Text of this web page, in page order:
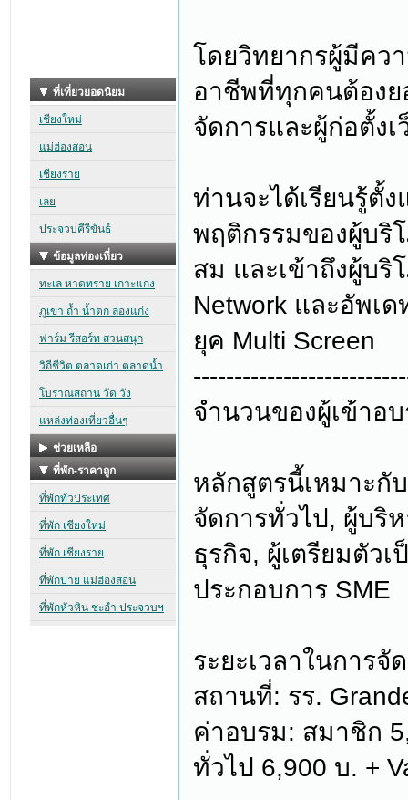
โดยวิทยากรผู้มีคว
อาชีพที่ทุกคนต้อง
จัดการและผู้ก่อตั้ง
ท่านจะได้เรียนรู้ตั้
พฤติกรรมของผู้บริ
สม และเข้าถึงผู้บริ
Network และอัพเ
ยุค Multi Screen
จำนวนของผู้เข้าอ
หลักสูตรนี้เหมาะกั
จัดการทั่วไป, ผู้บริ
ธุรกิจ, ผู้เตรียมตัว
ประกอบการ SME
ระยะเวลาในการ
สถานที่: รร.
ค่าอบรม: สมาชิก
ทั่วไป 6,900 บ. +